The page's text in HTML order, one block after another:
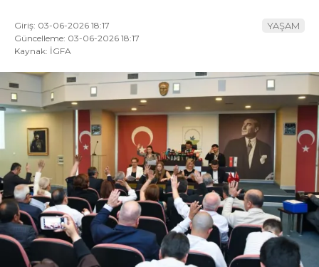
Youtube
Pinterest
Telegram
Giriş: 03-06-2026 18:17
Güncelleme: 03-06-2026 18:17
Kaynak: İGFA
YAŞAM